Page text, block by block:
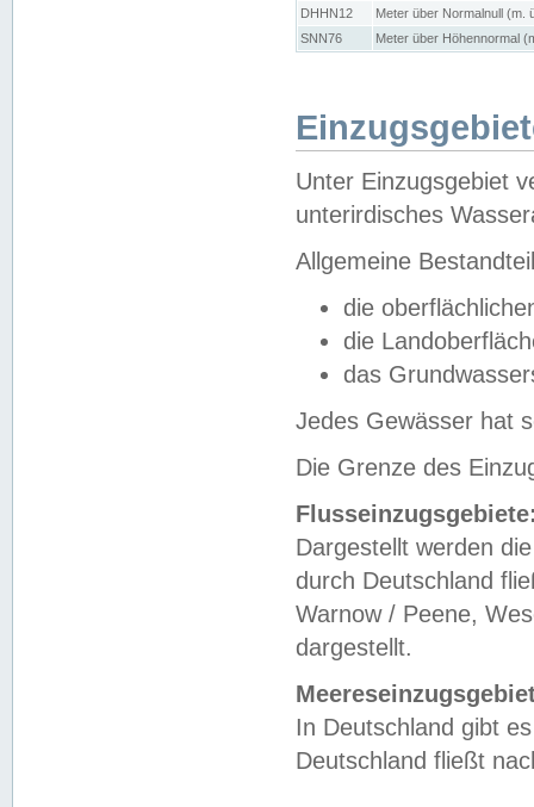
DHHN12
Meter über Normalnull (m.
SNN76
Meter über Höhennormal
Unter Einzugsgebiet
unterirdisches
Allgemeine
die
die
das
Jedes Gewässer hat
Die Grenze des
Dargestellt werden
durch Deutschland
Warnow / Peene,
dargestellt.
In Deutschland gibt
Deutschland fließt